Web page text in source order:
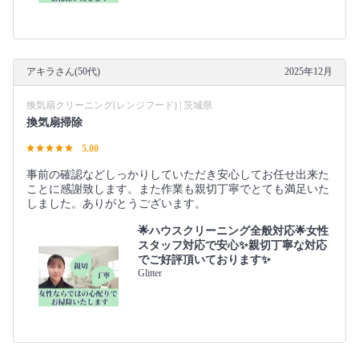
アキラさん(50代) 2025年12月
換気扇クリーニング(レンジフード) | 茨城県
換気扇掃除
5.00
事前の確認などしっかりしていただき安心してお任せ出来た
ことに感謝致します。また作業も親切丁寧でとても満足いた
しました。ありがとうございます。
🌟ハウスクリーニング全般対応🌟女性
スタッフ対応で安心✨親切丁寧な対応
でご好評頂いております✨
Glitter